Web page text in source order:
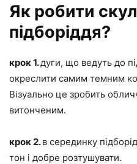
Як робити
підборіддя?
крок 1.дуги, що ведуть до
окреслити самим темним
Візуально це зробить
витонченим.
крок 2.в серединку
тон і добре розтушувати.